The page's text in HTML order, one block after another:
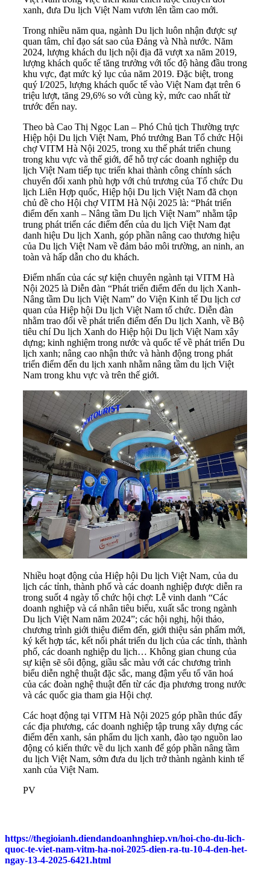
xanh, đưa Du lịch Việt Nam vươn lên tầm cao mới.
Trong nhiều năm qua, ngành Du lịch luôn nhận được sự
quan tâm, chỉ đạo sát sao của Đảng và Nhà nước. Năm
2024, lượng khách du lịch nội địa đã vượt xa năm 2019,
lượng khách quốc tế tăng trưởng với tốc độ hàng đầu trong
khu vực, đạt mức kỷ lục của năm 2019. Đặc biệt, trong
quý I/2025, lượng khách quốc tế vào Việt Nam đạt trên 6
triệu lượt, tăng 29,6% so với cùng kỳ, mức cao nhất từ
trước đến nay.
Theo bà Cao Thị Ngọc Lan – Phó Chủ tịch Thường trực
Hiệp hội Du lịch Việt Nam, Phó trưởng Ban Tổ chức Hội
chợ VITM Hà Nội 2025, trong xu thế phát triển chung
trong khu vực và thế giới, để hỗ trợ các doanh nghiệp du
lịch Việt Nam tiếp tục triển khai thành công chính sách
chuyển đổi xanh phù hợp với chủ trương của Tổ chức Du
lịch Liên Hợp quốc, Hiệp hội Du lịch Việt Nam đã chọn
chủ đề cho Hội chợ VITM Hà Nội 2025 là: “Phát triển
điểm đến xanh – Nâng tầm Du lịch Việt Nam” nhằm tập
trung phát triển các điểm đến của du lịch Việt Nam đạt
danh hiệu Du lịch Xanh, góp phần nâng cao thương hiệu
của Du lịch Việt Nam về đảm bảo môi trường, an ninh, an
toàn và hấp dẫn cho du khách.
Điểm nhấn của các sự kiện chuyên ngành tại VITM Hà
Nội 2025 là Diễn đàn “Phát triển điểm đến du lịch Xanh-
Nâng tầm Du lịch Việt Nam” do Viện Kinh tế Du lịch cơ
quan của Hiệp hội Du lịch Việt Nam tổ chức. Diễn đàn
nhằm trao đổi về phát triển điểm đến Du lịch Xanh, về Bộ
tiêu chí Du lịch Xanh do Hiệp hội Du lịch Việt Nam xây
dựng; kinh nghiệm trong nước và quốc tế về phát triển Du
lịch xanh; nâng cao nhận thức và hành động trong phát
triển điểm đến du lịch xanh nhằm nâng tầm du lịch Việt
Nam trong khu vực và trên thế giới.
Nhiều hoạt động của Hiệp hội Du lịch Việt Nam, của du
lịch các tỉnh, thành phố và các doanh nghiệp được diễn ra
trong suốt 4 ngày tổ chức hội chợ: Lễ vinh danh “Các
doanh nghiệp và cá nhân tiêu biểu, xuất sắc trong ngành
Du lịch Việt Nam năm 2024”; các hội nghị, hội thảo,
chương trình giới thiệu điểm đến, giới thiệu sản phẩm mới,
ký kết hợp tác, kết nối phát triển du lịch của các tỉnh, thành
phố, các doanh nghiệp du lịch… Không gian chung của
sự kiện sẽ sôi động, giầu sắc màu với các chương trình
biểu diễn nghệ thuật đặc sắc, mang đậm yếu tố văn hoá
của các đoàn nghệ thuật đến từ các địa phương trong nước
và các quốc gia tham gia Hội chợ.
Các hoạt động tại VITM Hà Nội 2025 góp phần thúc đẩy
các địa phương, các doanh nghiệp tập trung xây dựng các
điểm đến xanh, sản phẩm du lịch xanh, đào tạo nguồn lao
động có kiến thức về du lịch xanh để góp phần nâng tầm
du lịch Việt Nam, sớm đưa du lịch trở thành ngành kinh tế
xanh của Việt Nam.
PV
https://thegioianh.diendandoanhnghiep.vn/hoi-cho-du-lich-
quoc-te-viet-nam-vitm-ha-noi-2025-dien-ra-tu-10-4-den-het-
ngay-13-4-2025-6421.html